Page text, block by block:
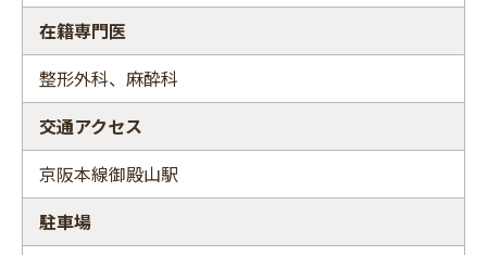
在籍専門医
整形外科、麻酔科
交通アクセス
京阪本線御殿山駅
駐車場